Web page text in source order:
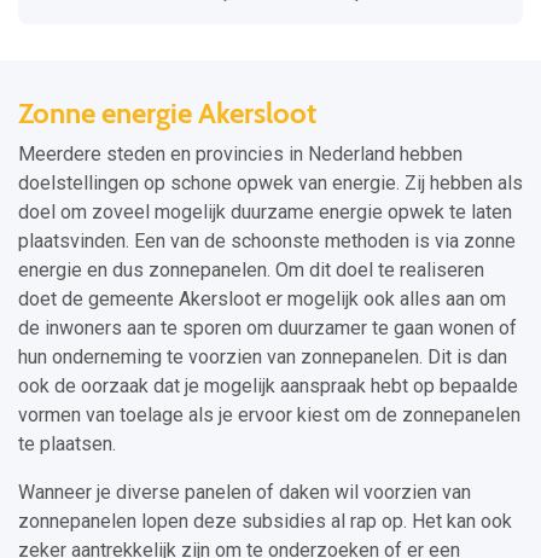
Zonne energie Akersloot
Meerdere steden en provincies in Nederland hebben
doelstellingen op schone opwek van energie. Zij hebben als
doel om zoveel mogelijk duurzame energie opwek te laten
plaatsvinden. Een van de schoonste methoden is via zonne
energie en dus zonnepanelen. Om dit doel te realiseren
doet de gemeente Akersloot er mogelijk ook alles aan om
de inwoners aan te sporen om duurzamer te gaan wonen of
hun onderneming te voorzien van zonnepanelen. Dit is dan
ook de oorzaak dat je mogelijk aanspraak hebt op bepaalde
vormen van toelage als je ervoor kiest om de zonnepanelen
te plaatsen.
Wanneer je diverse panelen of daken wil voorzien van
zonnepanelen lopen deze subsidies al rap op. Het kan ook
zeker aantrekkelijk zijn om te onderzoeken of er een